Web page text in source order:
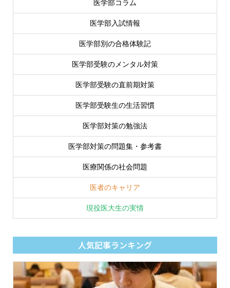
医学部コラム
医学部入試情報
医学部別の合格体験記
医学部受験のメンタル対策
医学部受験の直前期対策
医学部受験生の生活習慣
医学部対策の勉強法
医学部対策の問題集・参考書
医療関係の社会問題
医者のキャリア
現役医大生の実情
人気記事ランキング